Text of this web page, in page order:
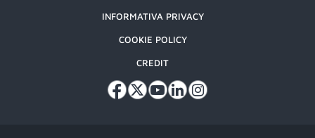
INFORMATIVA PRIVACY
COOKIE POLICY
CREDIT